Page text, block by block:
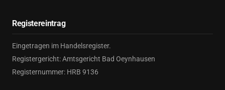
Registereintrag
Eingetragen im Handelsregister.
Registergericht: Amtsgericht Bad Oeynhausen
Registernummer: HRB 9136